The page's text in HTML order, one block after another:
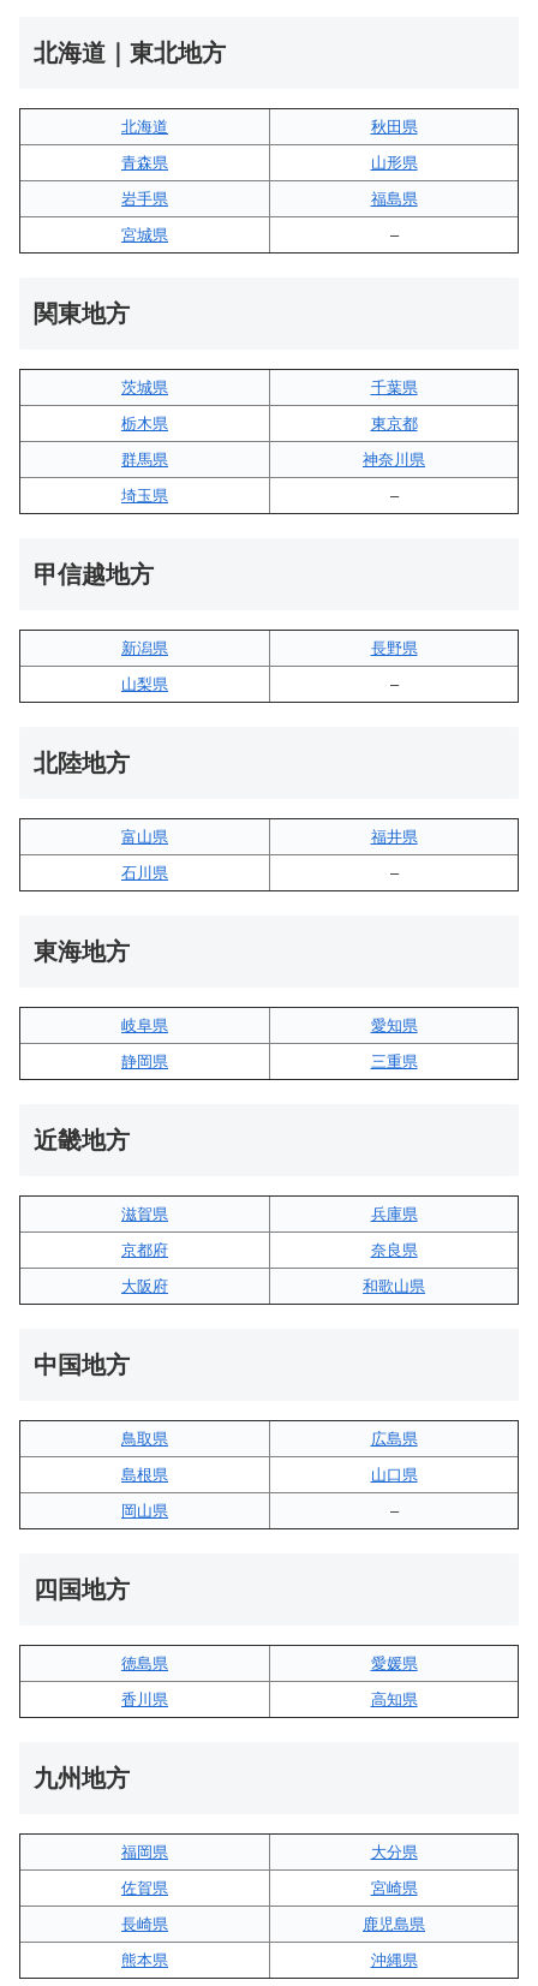
北海道｜東北地方
北海道
秋田県
青森県
山形県
岩手県
福島県
宮城県
–
関東地方
茨城県
千葉県
栃木県
東京都
群馬県
神奈川県
埼玉県
–
甲信越地方
新潟県
長野県
山梨県
–
北陸地方
富山県
福井県
石川県
–
東海地方
岐阜県
愛知県
静岡県
三重県
近畿地方
滋賀県
兵庫県
京都府
奈良県
大阪府
和歌山県
中国地方
鳥取県
広島県
島根県
山口県
岡山県
–
四国地方
徳島県
愛媛県
香川県
高知県
九州地方
福岡県
大分県
佐賀県
宮崎県
長崎県
鹿児島県
熊本県
沖縄県